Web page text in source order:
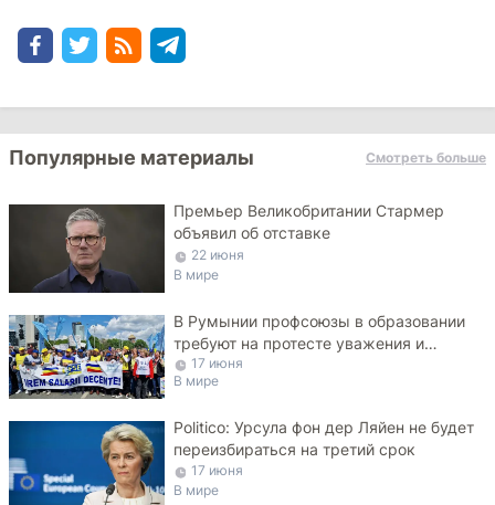
Популярные материалы Смотреть больше
Премьер Великобритании Стармер
объявил об отставке
22 июня
В мире
В Румынии профсоюзы в образовании
требуют на протесте уважения и
достойных зарплат
17 июня
В мире
Politico: Урсула фон дер Ляйен не будет
переизбираться на третий срок
17 июня
В мире